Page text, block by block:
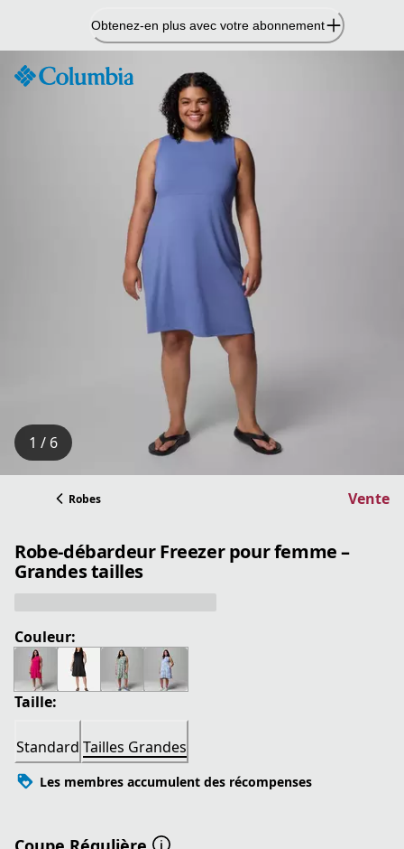
contenu
Obtenez-en plus avec votre abonnement
1 / 6
Robes Vente
Robe-débardeur Freezer pour femme –
Grandes tailles
Couleur:
Taille:
Standard Tailles Grandes
Les membres accumulent des récompenses